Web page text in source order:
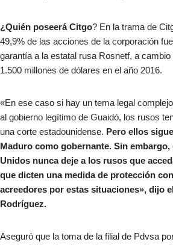
¿Quién poseerá Citgo? En la trama de
49,9% de las acciones de la corporación
garantía a la estatal rusa Rosnetf, a
1.500 millones de dólares en el año 2016.
«En ese caso si hay un tema legal
al gobierno legítimo de Guaidó, los rusos
una corte estadounidense. Pero ellos
Maduro como gobernante. Sin
Unidos nunca deje a los rusos que
que dicten una medida de protección
acreedores por estas situaciones», dijo
Rodríguez.
Aseguró que la toma de la filial de Pdvsa